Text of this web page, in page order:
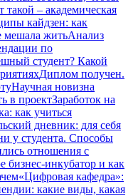
такой – академическая
кайдзен: как
мешала житьАнализ
по
студент? Какой
Диплом получен.
Научная новизна
в проектЗаработок на
как учиться
дневник: для себя
у студента. Способы
отношения с
бизнес-инкубатор и как
«Цифровая кафедра»:
какие виды, какая